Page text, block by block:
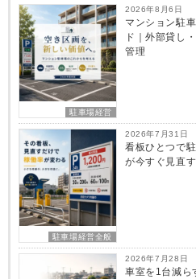
駐車場経営
2026年8月6日
マンション駐
ド｜外部貸し
管理
駐車場経営全般
2026年7月31日
看板ひとつで
が今すぐ見直
2026年7月28日
車室を1台減ら